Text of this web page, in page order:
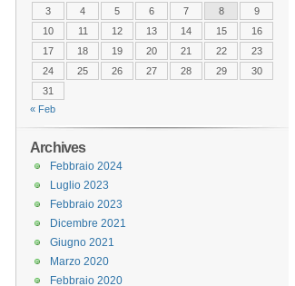
3
4 5 6 7 8
9
10
11 12 13 14 15
16
17
18 19 20 21 22
23
24
25 26 27 28 29
30
31
« Feb
Archives
Febbraio 2024
Luglio 2023
Febbraio 2023
Dicembre 2021
Giugno 2021
Marzo 2020
Febbraio 2020